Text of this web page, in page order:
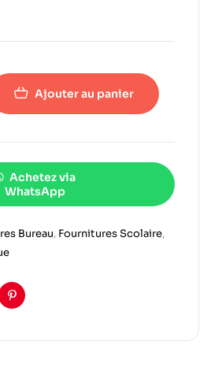
Ajouter au panier
Achetez via
WhatsApp
Bureau, Fournitures Scolaire,
Pinterest